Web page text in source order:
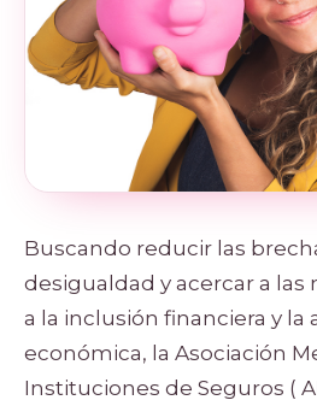
Buscando reducir las
desigualdad y acercar a las
a la inclusión financiera y la
económica, la Asociación
Instituciones de Seguros (